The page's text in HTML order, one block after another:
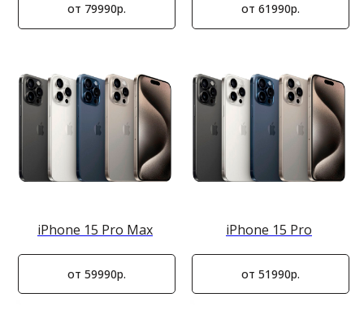
от 79990р. от 61990р.
iPhone 15 Pro Max
от 59990р.
iPhone 15 Pro
от 51990р.